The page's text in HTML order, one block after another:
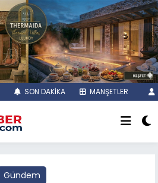
SON DAKİKA MANŞETLER
Gündem